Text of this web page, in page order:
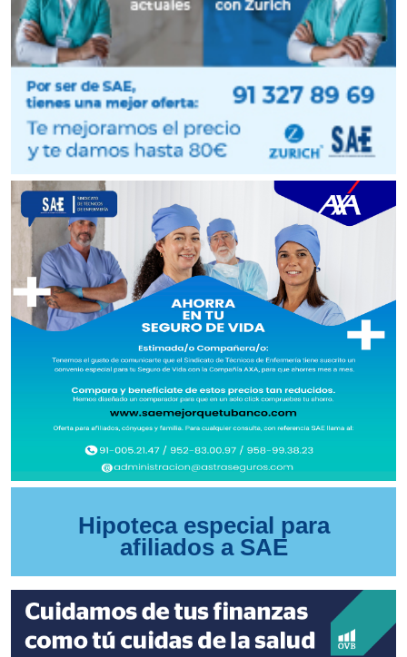
Hipoteca especial para
afiliados a SAE